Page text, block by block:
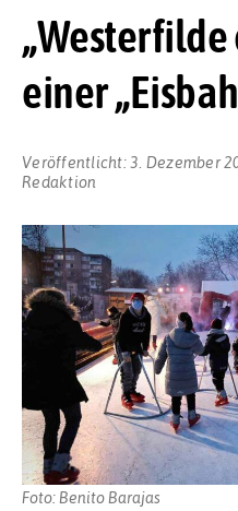
„Westerfilde
einer
Veröffentlicht:3. Dezember
Redaktion
Foto: Benito Barajas